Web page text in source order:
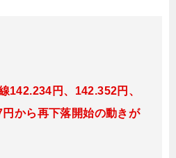
142.234円、142.352円、
から再下落開始の動きが